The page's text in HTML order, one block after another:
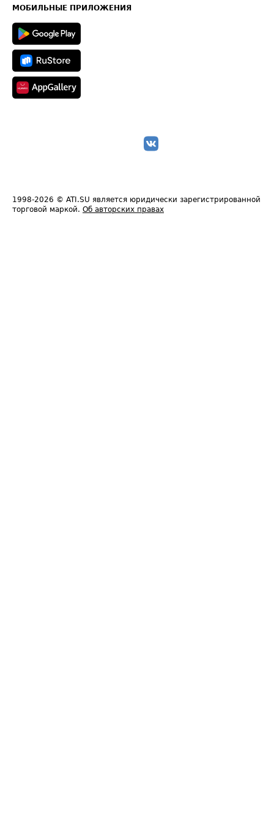
Техническая информация
МОБИЛЬНЫЕ ПРИЛОЖЕНИЯ
1998-2026 © ATI.SU является юридически зарегистрированной
торговой маркой. Об авторских правах